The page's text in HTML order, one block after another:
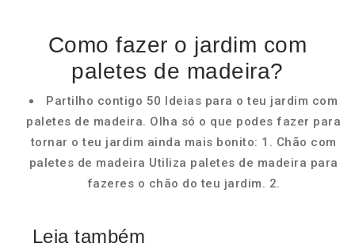
Como fazer o jardim com
paletes de madeira?
Partilho contigo 50 Ideias para o teu jardim com
paletes de madeira. Olha só o que podes fazer para
tornar o teu jardim ainda mais bonito: 1. Chão com
paletes de madeira Utiliza paletes de madeira para
fazeres o chão do teu jardim. 2.
Leia também